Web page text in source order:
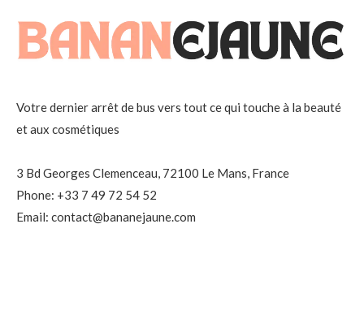
Votre dernier arrêt de bus vers tout ce qui touche à la beauté
et aux cosmétiques
3 Bd Georges Clemenceau, 72100 Le Mans, France
Phone: +33 7 49 72 54 52
Email: contact@bananejaune.com